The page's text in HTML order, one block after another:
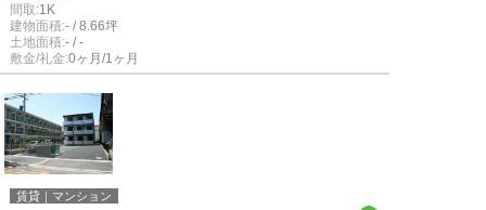
間取:1K
建物面積:- / 8.66坪
土地面積:- / -
敷金/礼金:0ヶ月/1ヶ月
賃貸｜マンション